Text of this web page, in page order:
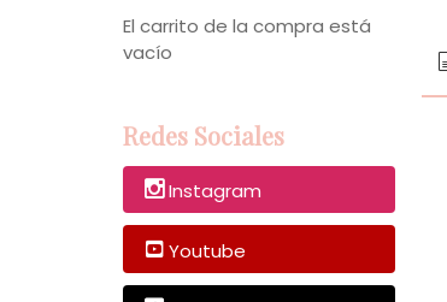
El carrito de la compra está
vacío
Redes Sociales
Instagram
Youtube